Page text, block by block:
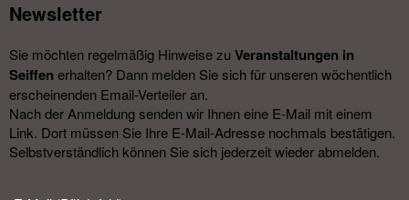
Newsletter​
Sie möchten regelmäßig Hinweise zu Veranstal­tungen in
Seiffen erhalten? Dann melden Sie sich für unseren wöchentlich
erscheinenden Email-Verteiler an.
Nach der Anmeldung senden wir Ihnen eine E-Mail mit einem
Link. Dort müssen Sie Ihre E-Mail-Adresse nochmals bestätigen.
Selbstverständlich können Sie sich jederzeit wieder abmelden.​